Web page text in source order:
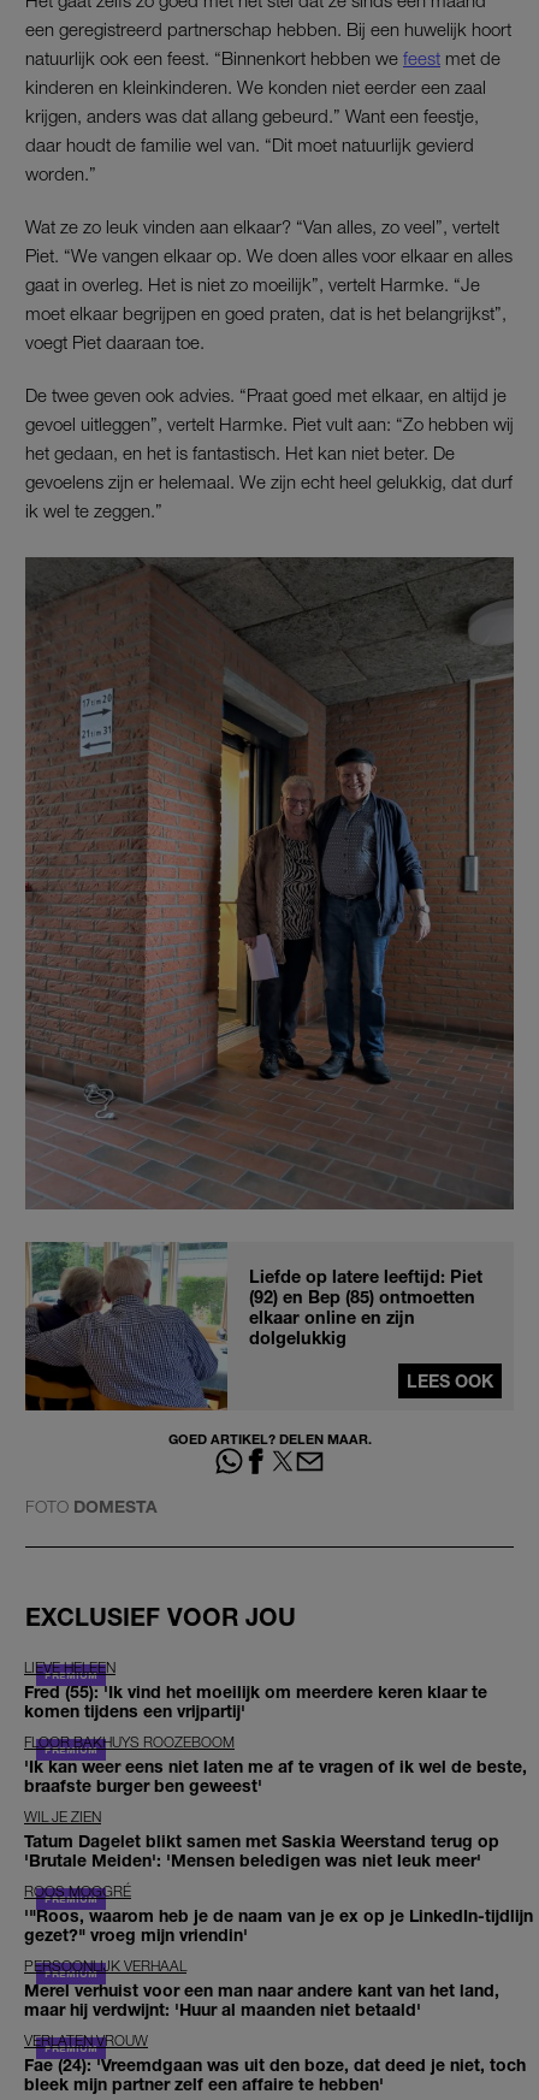
een geregistreerd partnerschap hebben. Bij een huwelijk hoort
natuurlijk ook een feest. “Binnenkort hebben we feest met de
kinderen en kleinkinderen. We konden niet eerder een zaal
krijgen, anders was dat allang gebeurd.” Want een feestje,
daar houdt de familie wel van. “Dit moet natuurlijk gevierd
worden.”
Wat ze zo leuk vinden aan elkaar? “Van alles, zo veel”, vertelt
Piet. “We vangen elkaar op. We doen alles voor elkaar en alles
gaat in overleg. Het is niet zo moeilijk”, vertelt Harmke. “Je
moet elkaar begrijpen en goed praten, dat is het belangrijkst”,
voegt Piet daaraan toe.
De twee geven ook advies. “Praat goed met elkaar, en altijd je
gevoel uitleggen”, vertelt Harmke. Piet vult aan: “Zo hebben wij
het gedaan, en het is fantastisch. Het kan niet beter. De
gevoelens zijn er helemaal. We zijn echt heel gelukkig, dat durf
ik wel te zeggen.”
Liefde op latere leeftijd: Piet
(92) en Bep (85) ontmoetten
elkaar online en zijn
dolgelukkig
LEES OOK
GOED ARTIKEL? DELEN MAAR.
FOTO DOMESTA
EXCLUSIEF VOOR JOU
LIEVE HELEEN
Fred (55): 'Ik vind het moeilijk om meerdere keren klaar te
komen tijdens een vrijpartij'
FLOOR BAKHUYS ROOZEBOOM
'Ik kan weer eens niet laten me af te vragen of ik wel de beste,
braafste burger ben geweest'
WIL JE ZIEN
Tatum Dagelet blikt samen met Saskia Weerstand terug op
'Brutale Meiden': 'Mensen beledigen was niet leuk meer'
ROOS MOGGRÉ
'"Roos, waarom heb je de naam van je ex op je LinkedIn-tijdlijn
gezet?" vroeg mijn vriendin'
PERSOONLIJK VERHAAL
Merel verhuist voor een man naar andere kant van het land,
maar hij verdwijnt: 'Huur al maanden niet betaald'
VERLATEN VROUW
Fae (24): 'Vreemdgaan was uit den boze, dat deed je niet, toch
bleek mijn partner zelf een affaire te hebben'